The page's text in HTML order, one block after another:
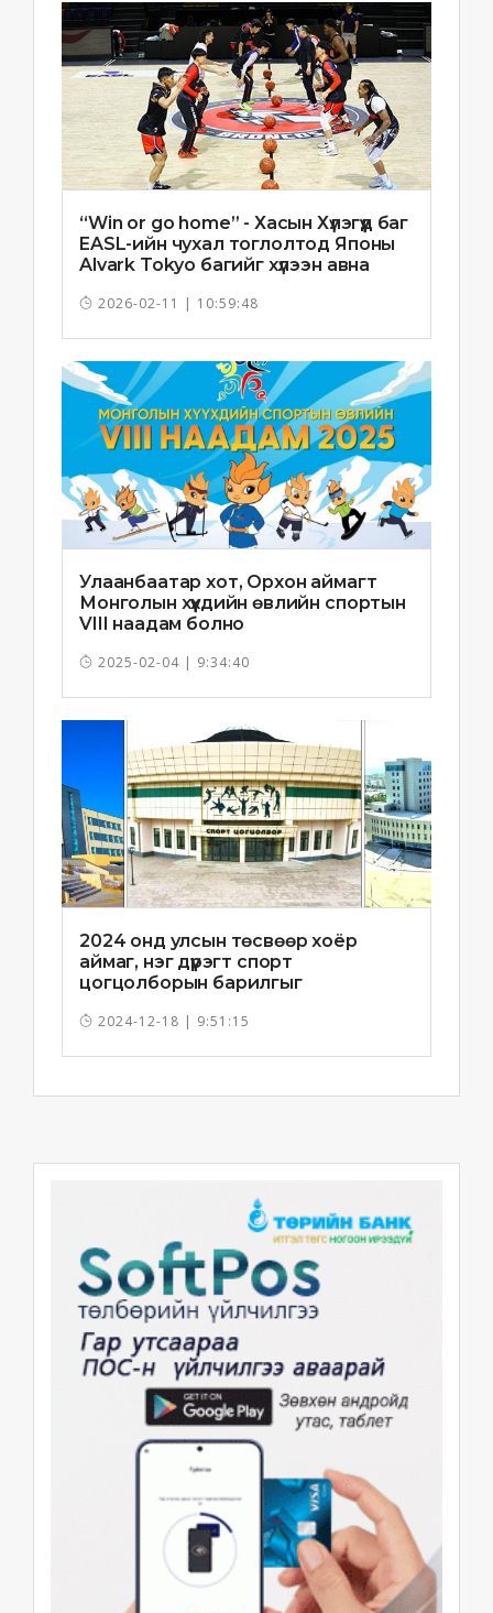
“Win or go home” - Хасын Хүлэгүүд баг
EASL-ийн чухал тоглолтод Японы
Alvark Tokyo багийг хүлээн авна
2026-02-11 | 10:59:48
Улаанбаатар хот, Орхон аймагт
Монголын хүүхдийн өвлийн спортын
VIII наадам болно
2025-02-04 | 9:34:40
2024 онд улсын төсвөөр хоёр
аймаг, нэг дүүрэгт спорт
цогцолборын барилгыг
2024-12-18 | 9:51:15